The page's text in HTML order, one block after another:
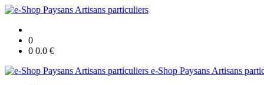
0
0 0.0 €
e-Shop Paysans Artisans